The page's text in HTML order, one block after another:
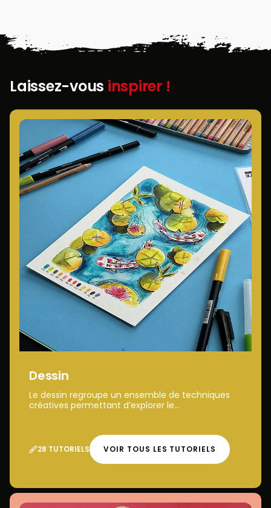
Laissez-vous inspirer !
Dessin
Le dessin regroupe un ensemble de techniques
créatives permettant d’explorer le...
28 TUTORIELS VOIR TOUS LES TUTORIELS